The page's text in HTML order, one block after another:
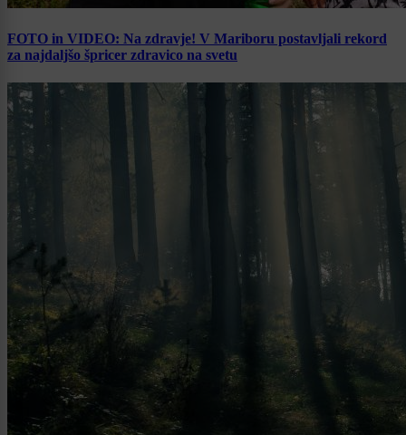
FOTO in VIDEO: Na zdravje! V Mariboru postavljali rekord
za najdaljšo špricer zdravico na svetu